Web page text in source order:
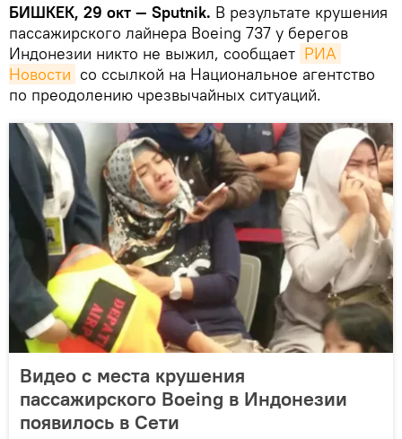
БИШКЕК, 29 окт — Sputnik. В результате крушения
пассажирского лайнера Boeing 737 у берегов
Индонезии никто не выжил, сообщает РИА
Новости со ссылкой на Национальное агентство
по преодолению чрезвычайных ситуаций.
Видео с места крушения
пассажирского Boeing в Индонезии
появилось в Сети